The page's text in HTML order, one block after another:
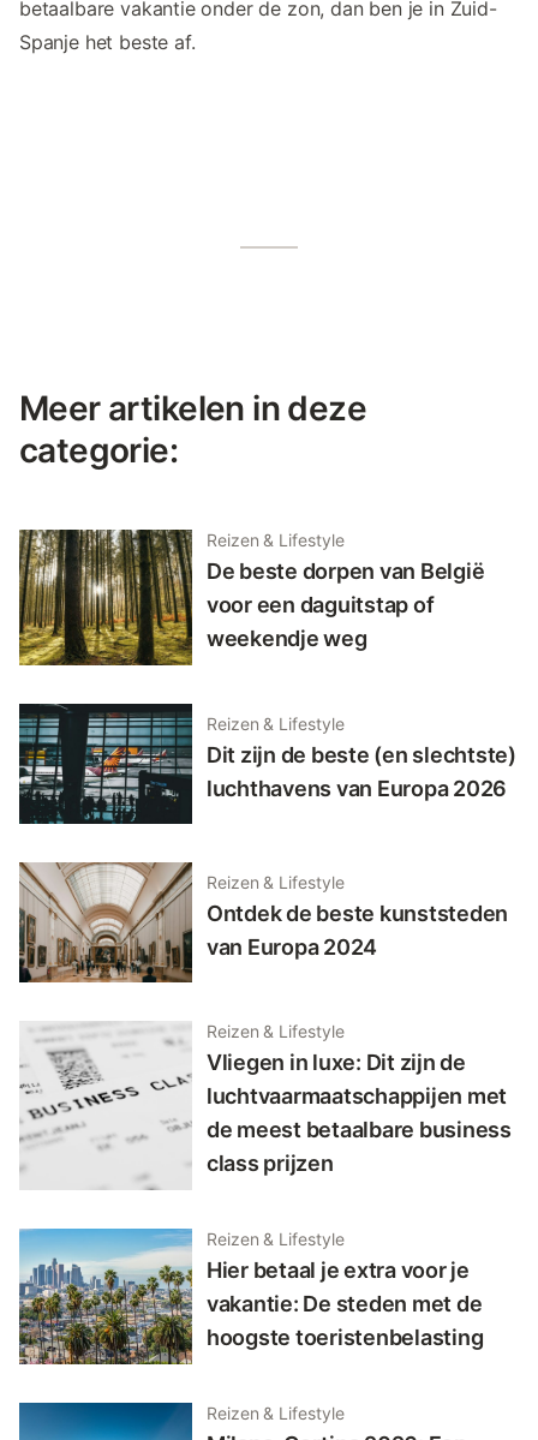
betaalbare vakantie onder de zon, dan ben je in Zuid-
Spanje het beste af.
Meer artikelen in deze
categorie:
Reizen & Lifestyle
De beste dorpen van België
voor een daguitstap of
weekendje weg
Reizen & Lifestyle
Dit zijn de beste (en slechtste)
luchthavens van Europa 2026
Reizen & Lifestyle
Ontdek de beste kunststeden
van Europa 2024
Reizen & Lifestyle
Vliegen in luxe: Dit zijn de
luchtvaarmaatschappijen met
de meest betaalbare business
class prijzen
Reizen & Lifestyle
Hier betaal je extra voor je
vakantie: De steden met de
hoogste toeristenbelasting
Reizen & Lifestyle